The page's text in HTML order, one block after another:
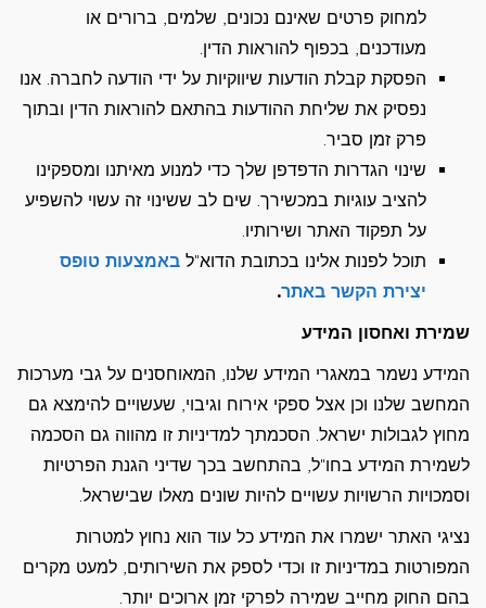
למחוק פרטים שאינם נכונים, שלמים, ברורים או
מעודכנים, בכפוף להוראות הדין.
הפסקת קבלת הודעות שיווקיות על ידי הודעה לחברה. אנו
נפסיק את שליחת ההודעות בהתאם להוראות הדין ובתוך
פרק זמן סביר.
שינוי הגדרות הדפדפן שלך כדי למנוע מאיתנו ומספקינו
להציב עוגיות במכשירך. שים לב ששינוי זה עשוי להשפיע
על תפקוד האתר ושירותיו.
תוכל לפנות אלינו בכתובת הדוא"ל באמצעות טופס
יצירת הקשר באתר.
שמירת ואחסון המידע
המידע נשמר במאגרי המידע שלנו, המאוחסנים על גבי מערכות
המחשב שלנו וכן אצל ספקי אירוח וגיבוי, שעשויים להימצא גם
מחוץ לגבולות ישראל. הסכמתך למדיניות זו מהווה גם הסכמה
לשמירת המידע בחו"ל, בהתחשב בכך שדיני הגנת הפרטיות
וסמכויות הרשויות עשויים להיות שונים מאלו שבישראל.
נציגי האתר ישמרו את המידע כל עוד הוא נחוץ למטרות
המפורטות במדיניות זו וכדי לספק את השירותים, למעט מקרים
בהם החוק מחייב שמירה לפרקי זמן ארוכים יותר.